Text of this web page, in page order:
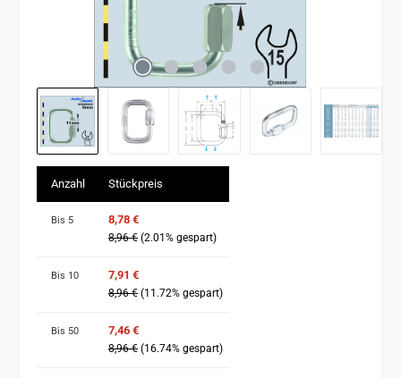
Anzahl Stückpreis
Bis 5 8,78 €
8,96 € (2.01% gespart)
Bis 10 7,91 €
8,96 € (11.72% gespart)
Bis 50 7,46 €
8,96 € (16.74% gespart)